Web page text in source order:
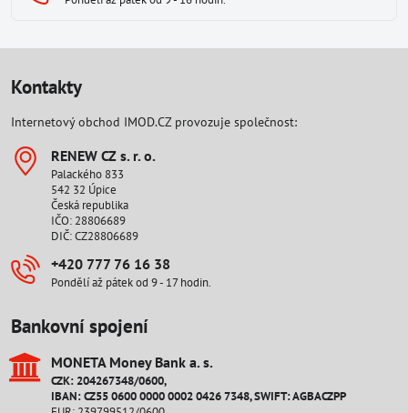
Kontakty
Internetový obchod IMOD.CZ provozuje společnost:
RENEW CZ s​. r​. o​.
Palackého 833
542 32 Úpice
Česká republika
IČO: 28806689
DIČ: CZ28806689
+420 777 76 16 38
Pondělí až pátek od 9 - 17 hodin.
Bankovní spojení
MONETA Money Bank a​. s​.
CZK: 204267348/0600,
IBAN: CZ55 0600 0000 0002 0426 7348, SWIFT: AGBACZPP